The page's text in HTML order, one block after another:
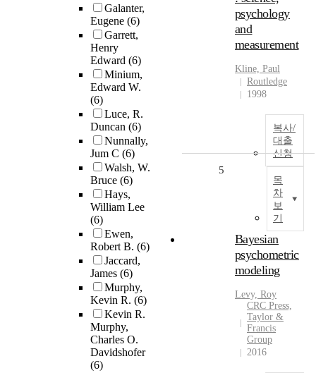
Galanter,
Eugene (6)
Garrett,
Henry
Edward (6)
Minium,
Edward W.
(6)
Luce, R.
Duncan (6)
Nunnally,
Jum C (6)
Walsh, W.
Bruce (6)
Hays,
William Lee
(6)
Ewen,
Robert B. (6)
Jaccard,
James (6)
Murphy,
Kevin R. (6)
Kevin R.
Murphy,
Charles O.
Davidshofer
(6)
psychology
and
measurement
Kline, Paul
Routledge
1998
복사/
대출
신청
목
차
보
기
5
Bayesian
psychometric
modeling
Levy, Roy
CRC Press,
Taylor &
Francis
Group
2016